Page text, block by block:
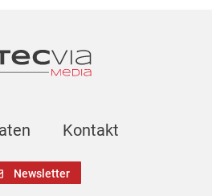
Kontakt
Newsletter